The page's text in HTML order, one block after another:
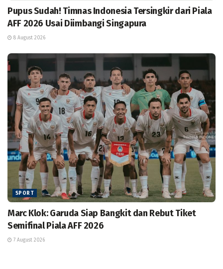
Pupus Sudah! Timnas Indonesia Tersingkir dari Piala
AFF 2026 Usai Diimbangi Singapura
8 August 2026
SPORT
Marc Klok: Garuda Siap Bangkit dan Rebut Tiket
Semifinal Piala AFF 2026
7 August 2026